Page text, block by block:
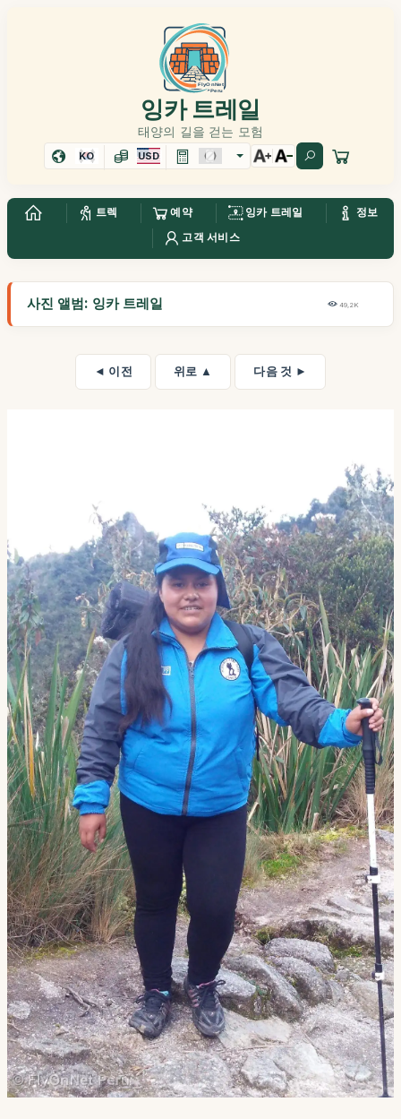
잉카 트레일
태양의 길을 걷는 모험
KO USD
트렉 예약 잉카 트레일
정보
고객 서비스
사진 앨범: 잉카 트레일 49,2K
◄ 이전 위로 ▲ 다음 것 ►